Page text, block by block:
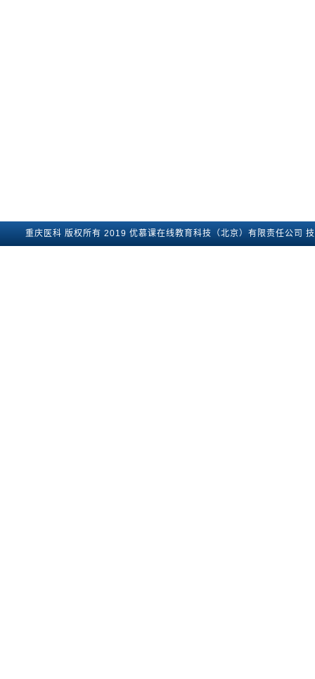
重庆医科 版权所有2019 优慕课在线教育科技（北京）有限责任公司